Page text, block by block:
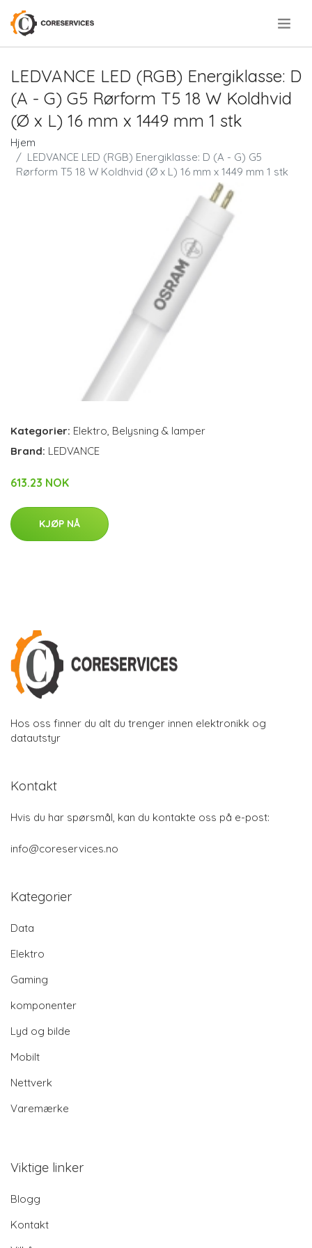
LEDVANCE LED (RGB) Energiklasse: D
(A - G) G5 Rørform T5 18 W Koldhvid
(Ø x L) 16 mm x 1449 mm 1 stk
Hjem
LEDVANCE LED (RGB) Energiklasse: D (A - G) G5
Rørform T5 18 W Koldhvid (Ø x L) 16 mm x 1449 mm 1 stk
Kategorier: Elektro Belysning & lamper
Brand: LEDVANCE
613.23 NOK
KJØP NÅ
Hos oss finner du alt du trenger innen elektronikk og
datautstyr
Kontakt
Hvis du har spørsmål, kan du kontakte oss på e-post:
info@coreservices.no
Kategorier
Data
Elektro
Gaming
komponenter
Lyd og bilde
Mobilt
Nettverk
Varemærke
Viktige linker
Blogg
Kontakt